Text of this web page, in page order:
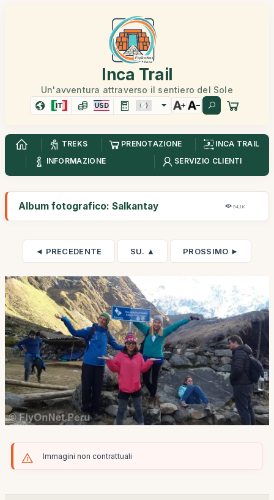
Inca Trail
Un'avventura attraverso il sentiero del Sole
IT USD
TREKS PRENOTAZIONE
INCA TRAIL
INFORMAZIONE
SERVIZIO CLIENTI
Album fotografico: Salkantay 54,1K
◄ PRECEDENTE SU. ▲ PROSSIMO ►
Immagini non contrattuali